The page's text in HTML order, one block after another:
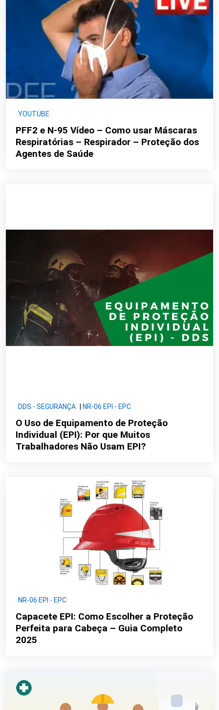
YOUTUBE
PFF2 e N-95 Vídeo – Como usar Máscaras
Respiratórias – Respirador – Proteção dos
Agentes de Saúde
DDS - SEGURANÇA NR-06 EPI - EPC
O Uso de Equipamento de Proteção
Individual (EPI): Por que Muitos
Trabalhadores Não Usam EPI?
NR-06 EPI - EPC
Capacete EPI: Como Escolher a Proteção
Perfeita para Cabeça – Guia Completo
2025